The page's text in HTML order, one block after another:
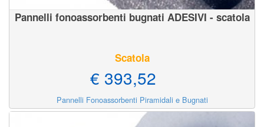
Pannelli fonoassorbenti bugnati ADESIVI - scatola
Scatola
€ 393,52
Pannelli Fonoassorbenti Piramidali e Bugnati